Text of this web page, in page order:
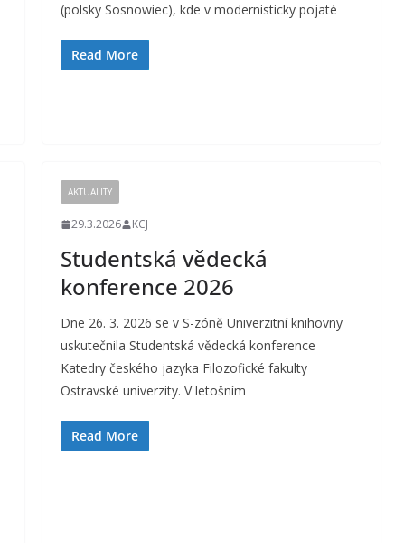
(polsky Sosnowiec), kde v modernisticky pojaté
Read More
AKTUALITY
29.3.2026 KCJ
Studentská vědecká
konference 2026
Dne 26. 3. 2026 se v S-zóně Univerzitní knihovny
uskutečnila Studentská vědecká konference
Katedry českého jazyka Filozofické fakulty
Ostravské univerzity. V letošním
Read More